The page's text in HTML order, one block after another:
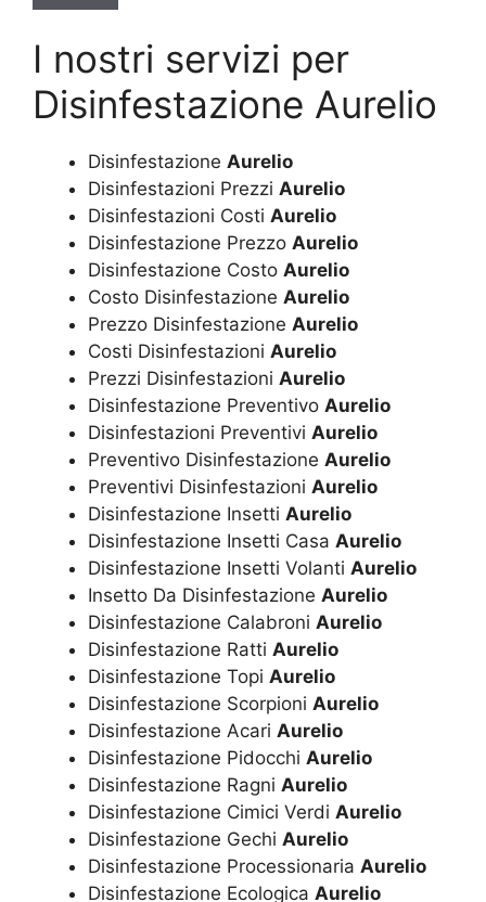
I nostri servizi per
Disinfestazione Aurelio
Disinfestazione Aurelio
Disinfestazioni Prezzi Aurelio
Disinfestazioni Costi Aurelio
Disinfestazione Prezzo Aurelio
Disinfestazione Costo Aurelio
Costo Disinfestazione Aurelio
Prezzo Disinfestazione Aurelio
Costi Disinfestazioni Aurelio
Prezzi Disinfestazioni Aurelio
Disinfestazione Preventivo Aurelio
Disinfestazioni Preventivi Aurelio
Preventivo Disinfestazione Aurelio
Preventivi Disinfestazioni Aurelio
Disinfestazione Insetti Aurelio
Disinfestazione Insetti Casa Aurelio
Disinfestazione Insetti Volanti Aurelio
Insetto Da Disinfestazione Aurelio
Disinfestazione Calabroni Aurelio
Disinfestazione Ratti Aurelio
Disinfestazione Topi Aurelio
Disinfestazione Scorpioni Aurelio
Disinfestazione Acari Aurelio
Disinfestazione Pidocchi Aurelio
Disinfestazione Ragni Aurelio
Disinfestazione Cimici Verdi Aurelio
Disinfestazione Gechi Aurelio
Disinfestazione Processionaria Aurelio
Disinfestazione Ecologica Aurelio